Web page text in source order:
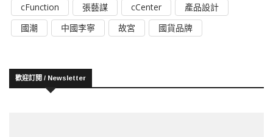
cFunction
張藝謀 cCenter
產品設計
國潮
中國李寧 故宮 國貨品牌
歡迎訂閱 / Newsletter